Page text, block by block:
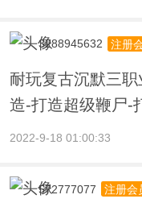
3288945632 注册
耐玩复古沉默三
造-打造超级鞭尸-
2022-9-18 01:00:33
572777077 注册会